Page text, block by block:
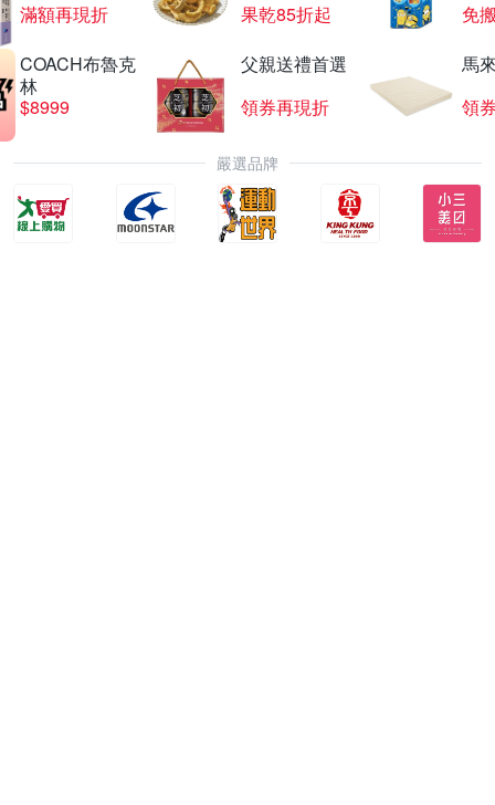
滿額再現折
果乾85折起
免
COACH布魯克
林
$8999
父親送禮首選
領券再現折
馬
領
嚴選品牌